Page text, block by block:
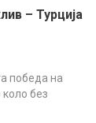
– Турција
победа на
без